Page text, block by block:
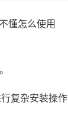
懂怎么使用
复杂安装操作